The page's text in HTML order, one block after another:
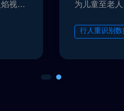
视频
为儿童至老
矩形框和15
行人重识别数